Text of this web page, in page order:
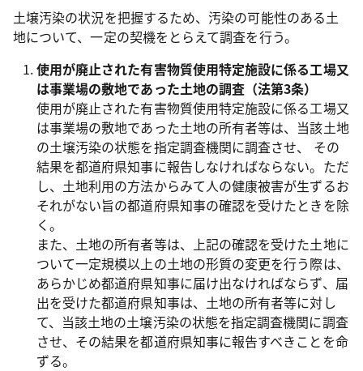
土壌汚染の状況を把握するため、汚染の可能性のある土
地について、一定の契機をとらえて調査を行う。
使用が廃止された有害物質使用特定施設に係る工場又
は事業場の敷地であった土地の調査（法第3条）
使用が廃止された有害物質使用特定施設に係る工場又
は事業場の敷地であった土地の所有者等は、当該土地
の土壌汚染の状態を指定調査機関に調査させ、 その
結果を都道府県知事に報告しなければならない。ただ
し、土地利用の方法からみて人の健康被害が生ずるお
それがない旨の都道府県知事の確認を受けたときを除
く。
また、土地の所有者等は、上記の確認を受けた土地に
ついて一定規模以上の土地の形質の変更を行う際は、
あらかじめ都道府県知事に届け出なければならず、届
出を受けた都道府県知事は、土地の所有者等に対し
て、当該土地の土壌汚染の状態を指定調査機関に調査
させ、その結果を都道府県知事に報告すべきことを命
ずる。